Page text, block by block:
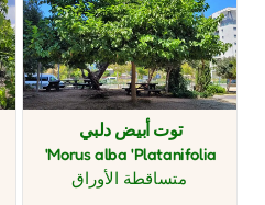
توت أبيض دلبي
Morus alba 'Platanifolia'
متساقطة الأوراق